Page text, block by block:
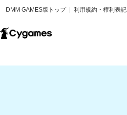
DMM GAMES版トップ 利用規約・権利表記